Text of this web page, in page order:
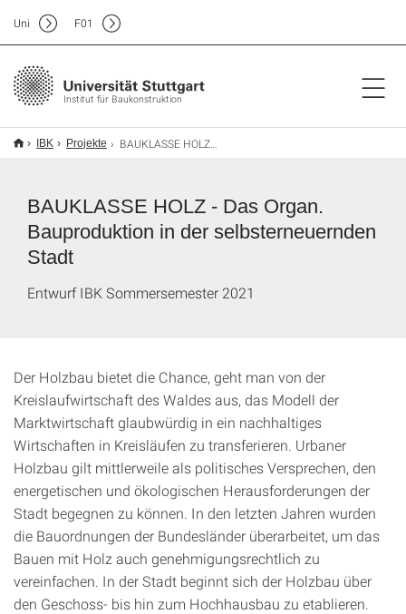
Institut für Baukonstruktion
Uni F01
IBK Projekte BAUKLASSE HOLZ - Das Organ
BAUKLASSE HOLZ - Das Organ.
Bauproduktion in der selbsterneuernden
Stadt
Entwurf IBK Sommersemester 2021
Der Holzbau bietet die Chance, geht man von der
Kreislaufwirtschaft des Waldes aus, das Modell der
Marktwirtschaft glaubwürdig in ein nachhaltiges
Wirtschaften in Kreisläufen zu transferieren. Urbaner
Holzbau gilt mittlerweile als politisches Versprechen, den
energetischen und ökologischen Herausforderungen der
Stadt begegnen zu können. In den letzten Jahren wurden
die Bauordnungen der Bundesländer überarbeitet, um das
Bauen mit Holz auch genehmigungsrechtlich zu
vereinfachen. In der Stadt beginnt sich der Holzbau über
den Geschoss- bis hin zum Hochhausbau zu etablieren.